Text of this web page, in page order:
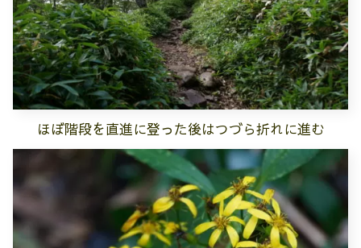
ほぼ階段を直進に登った後はつづら折れに進む